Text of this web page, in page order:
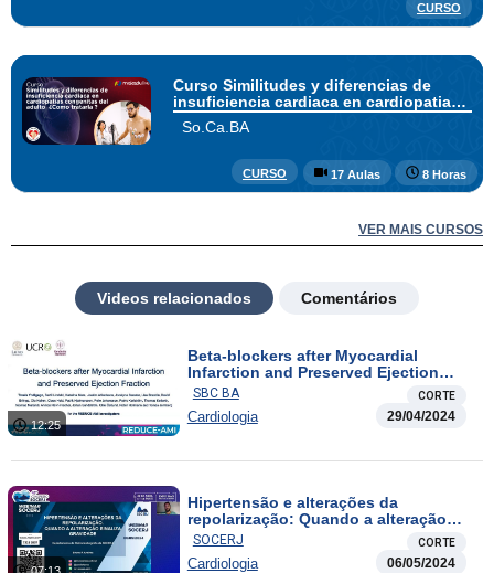
CURSO
Curso Similitudes y diferencias de
insuficiencia cardiaca en cardiopatias
congenitas del adulto ¿Como tratarla?
So.Ca.BA
CURSO 17 Aulas 8 Horas
VER MAIS CURSOS
Videos relacionados Comentários
12:25
Beta-blockers after Myocardial
Infarction and Preserved Ejection
Fraction
SBC BA CORTE
Cardiologia 29/04/2024
Hipertensão e alterações da
repolarização: Quando a alteração
sinaliza gravidade
SOCERJ CORTE
Cardiologia 06/05/2024